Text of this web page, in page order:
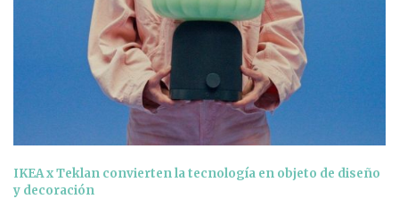
IKEA x Teklan convierten la tecnología en objeto de diseño
y decoración